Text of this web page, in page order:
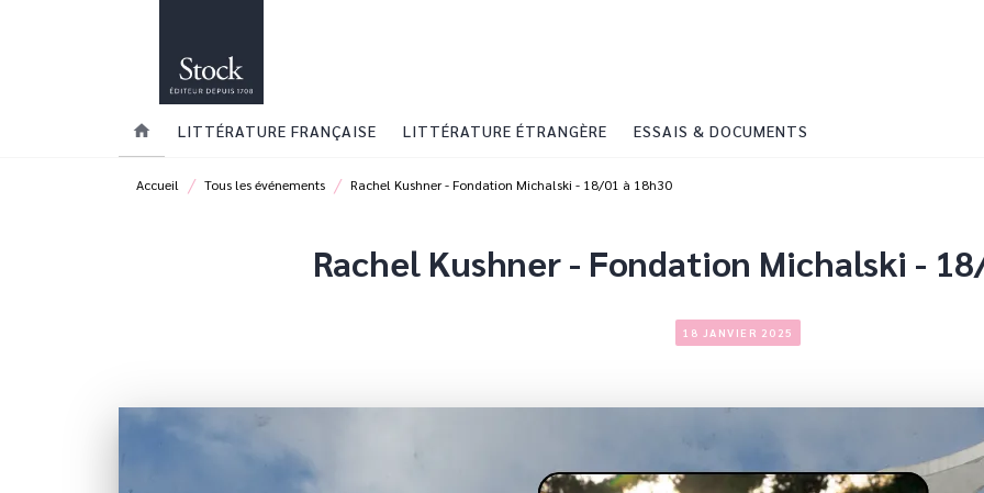
home LITTÉRATURE FRANÇAISE LITTÉRATURE ÉTRANGÈRE ESSAIS & DOCUMENTS
Accueil / Tous les événements / Rachel Kushner - Fondation Michalski - 18/01 à 18h30
Rachel Kushner - Fondation Michalski -
18 JANVIER 2025